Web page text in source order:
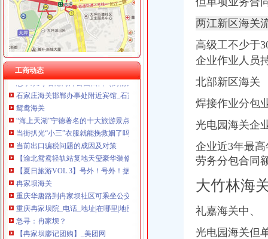
工商动态
悦来海关
东营前五月服务业重点项目累计完成投资63.8亿_17城_山东新闻_新闻
周恩来与新中国的人民海关建设：南方网新闻频道
安宁海关罗马写字楼出租已装修好-[中国招商网甘肃站]
惠享系列-香港海洋公园四日（购物团）（上海出发）_出境跟团游_国
石家庄海关邯郸办事处附近宾馆_石家庄海关邯郸办事处附近酒店_石家
鸳鸯海关
“海上天湖”宁德著名的十大旅游景点宁德旅游必去十大景点你有去
当街扒光“小三”衣服就能挽救姻了吗？_张晓霖律师专栏-法邦网
当前出口骗税问题的成因及对策
【渝北鸳鸯轻轨站复地天玺豪华装修4房南向低调奢】-朝重庆易登网
【夏日旅游VOL.3】号外！号外！据说有一大批日本鬼子占领了柘荣鸳
冉家坝海关
重庆华唐路到冉家坝社区可乘坐公交车：809路-重庆公交车网
重庆冉家坝院_电话_地址|在哪里|地图-重庆本地宝
急寻：冉家坝？
【冉家坝廖记团购】_美团网
中国银行（冉家坝分理处）,电话·地址·地图·邮编-融360
人和海关
两江新区海
高级工不少于
企业作业人员
北部新区海
焊接作业分包
光电园海关企
企业近3年最
劳务分包合同
大竹林
礼嘉海关中、
光电园海关但